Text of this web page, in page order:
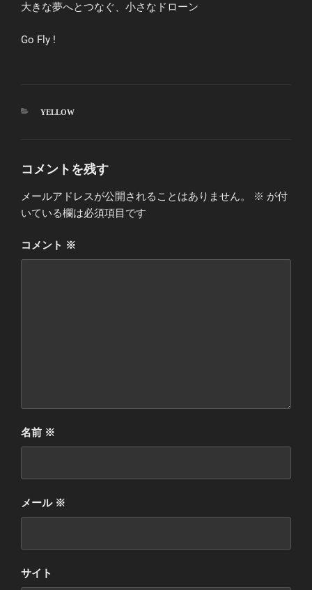
大きな夢へとつなぐ、小さなドローン
Go Fly !
カ
YELLOW
コメントを残す
メールアドレスが公開されることはありません。 ※ が付
いている欄は必須項目です
コメント ※
名前 ※
メール ※
サイト